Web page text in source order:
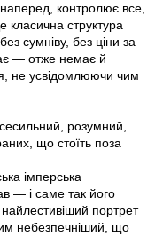
контролює все,
класична структура
сумніву, без ціни за
— отже немає й
не усвідомлюючи чим
розумний,
що стоїть поза
імперська
— і саме так його
портрет
небезпечніший, що